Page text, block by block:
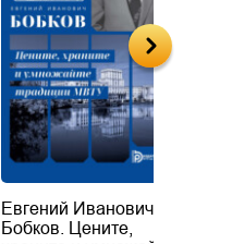
Евгений Иванович
Бобков. Цените,